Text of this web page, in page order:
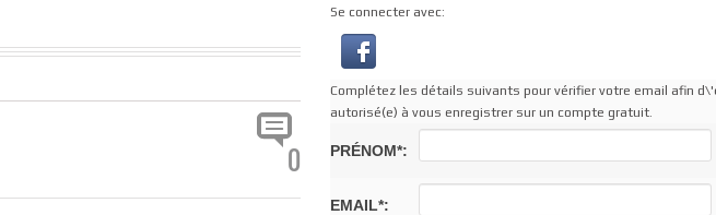
0
Se connecter avec:
Complétez les détails suivants pour vérifier votre email afin
autorisé(e) à vous enregistrer sur un compte gratuit.
PRÉNOM*:
EMAIL*: